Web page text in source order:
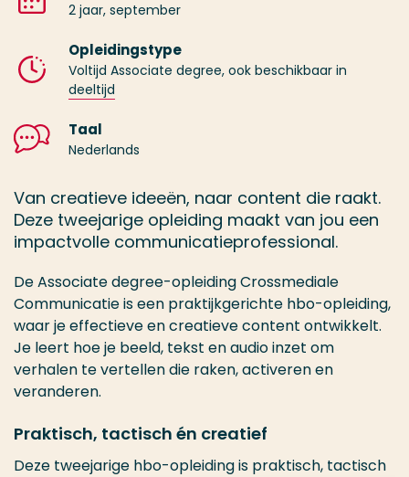
2 jaar, september
Opleidingstype
Voltijd Associate degree, ook beschikbaar in
deeltijd
Taal
Nederlands
Van creatieve ideeën, naar content die raakt.
Deze tweejarige opleiding maakt van jou een
impactvolle communicatieprofessional.
De Associate degree-opleiding Crossmediale
Communicatie is een praktijkgerichte hbo-opleiding,
waar je effectieve en creatieve content ontwikkelt.
Je leert hoe je beeld, tekst en audio inzet om
verhalen te vertellen die raken, activeren en
veranderen.
Praktisch, tactisch én creatief
Deze tweejarige hbo-opleiding is praktisch, tactisch